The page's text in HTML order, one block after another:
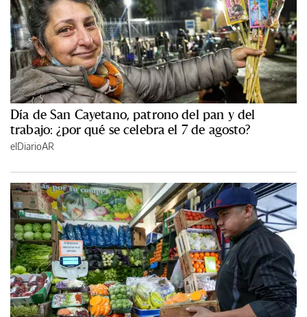
Día de San Cayetano, patrono del pan y del
trabajo: ¿por qué se celebra el 7 de agosto?
elDiarioAR